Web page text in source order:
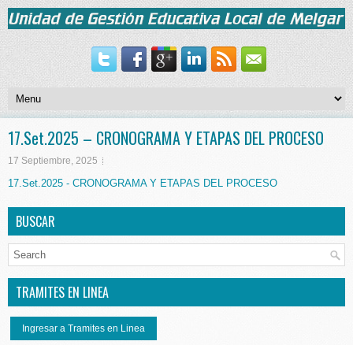
17.Set.2025 – CRONOGRAMA Y ETAPAS DEL PROCESO
17 Septiembre, 2025
17.Set.2025 - CRONOGRAMA Y ETAPAS DEL PROCESO
BUSCAR
TRAMITES EN LINEA
Ingresar a Tramites en Linea